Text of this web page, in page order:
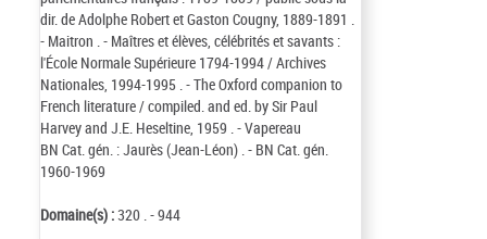
dir. de Adolphe Robert et Gaston Cougny, 1889-1891 .
- Maitron . - Maîtres et élèves, célébrités et savants :
l'École Normale Supérieure 1794-1994 / Archives
Nationales, 1994-1995 . - The Oxford companion to
French literature / compiled. and ed. by Sir Paul
Harvey and J.E. Heseltine, 1959 . - Vapereau
BN Cat. gén. : Jaurès (Jean-Léon) . - BN Cat. gén.
1960-1969
Domaine(s) :320 . - 944